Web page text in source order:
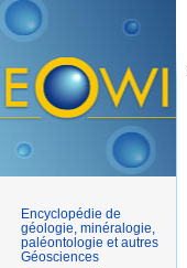
Encyclopédie de
géologie, minéralogie,
paléontologie et autres
Géosciences